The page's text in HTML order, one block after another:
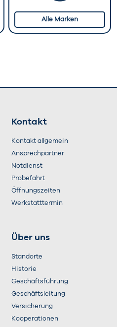
Alle Marken
Kontakt
Kontakt allgemein
Ansprechpartner
Notdienst
Probefahrt
Öffnungszeiten
Werkstatttermin
Über uns
Standorte
Historie
Geschäftsführung
Geschäftsleitung
Versicherung
Kooperationen